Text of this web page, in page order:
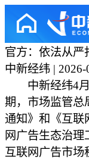
官方：依法从严
中新经纬 | 2026-
中新经纬4月
期，市场监管总
通知》和《互联
网广告生态治
互联网广告市场